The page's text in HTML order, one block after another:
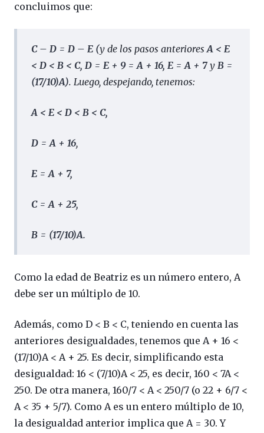
concluimos que:
C – D = D – E (y de los pasos anterioresA < E
< D < B < C, D = E + 9 = A + 16, E = A + 7y B =
(17/10)A). Luego, despejando, tenemos:
A < E < D < B < C,
D = A + 16,
E = A + 7,
C = A + 25,
B = (17/10)A.
Como la edad de Beatriz es un número entero, A
debe ser un múltiplo de 10.
Además, como D < B < C, teniendo en cuenta las
anteriores desigualdades, tenemos que A + 16 <
(17/10)A < A + 25. Es decir, simplificando esta
desigualdad: 16 < (7/10)A < 25, es decir, 160 < 7A <
250. De otra manera, 160/7 < A < 250/7 (o 22 + 6/7 <
A < 35 + 5/7). Como A es un entero múltiplo de 10,
la desigualdad anterior implica que A = 30. Y